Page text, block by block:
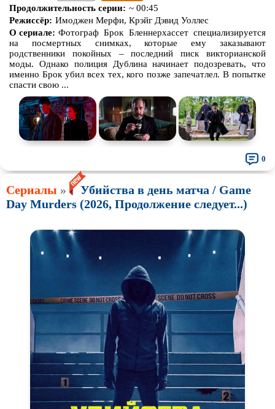
Продолжительность серии: ~ 00:45
Режиссёр: Имоджен Мерфи, Крэйг Дэвид Уоллес
О сериале: Фотограф Брок Бленнерхассет специализируется
на посмертных снимках, которые ему заказывают
родственники покойных – последний писк викторианской
моды. Однако полиция Дублина начинает подозревать, что
именно Брок убил всех тех, кого позже запечатлел. В попытке
спасти свою ...
0
Сериалы »
Убийства в день матча / Game
Day Murders (2026, Продолжение следует...)